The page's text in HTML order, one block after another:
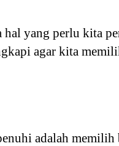
yang perlu kita
agar kita
adalah